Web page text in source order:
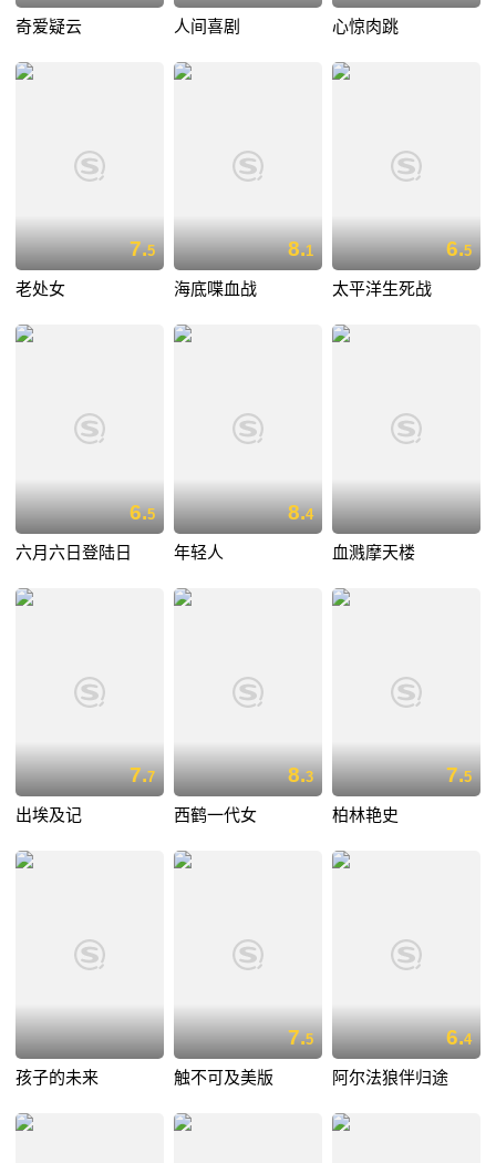
奇爱疑云 人间喜剧 心惊肉跳
7.5
老处女
8.1
海底喋血战
6.5
太平洋生死战
6.5
六月六日登陆日
8.4
年轻人 血溅摩天楼
7.7
出埃及记
8.3
西鹤一代女
7.5
柏林艳史
孩子的未来
7.5
触不可及美版
6.4
阿尔法狼伴归途